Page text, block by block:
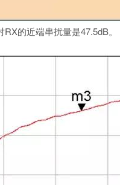
的近端串扰量是47.5dB。